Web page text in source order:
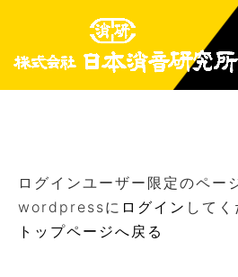
ログインユーザー限定のペー
wordpressに ログイン してく
トップページへ戻る